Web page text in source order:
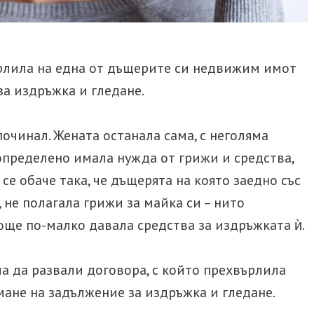
на една от дъщерите си недвижим имот
издръжка и гледане.
Жената останала сама, с неголяма
имала нужда от грижи и средства,
обаче така, че дъщерята на която заедно със
полагала грижи за майка си – нито
по-малко давала средства за издръжката ѝ.
да развали договора, с който прехвърлила
на задължение за издръжка и гледане.